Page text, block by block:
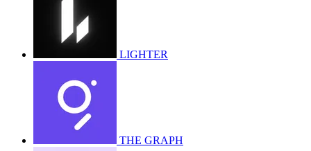
LIGHTER
THE GRAPH